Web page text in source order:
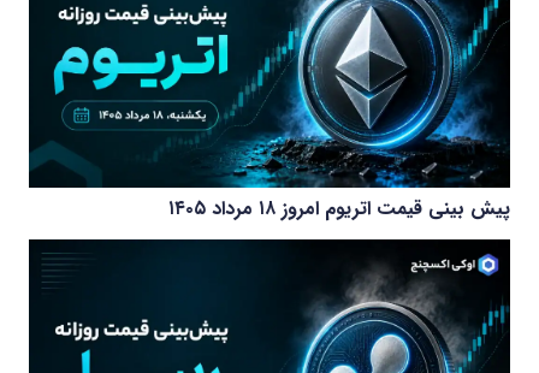
پیش بینی قیمت اتریوم امروز ۱۸ مرداد ۱۴۰۵